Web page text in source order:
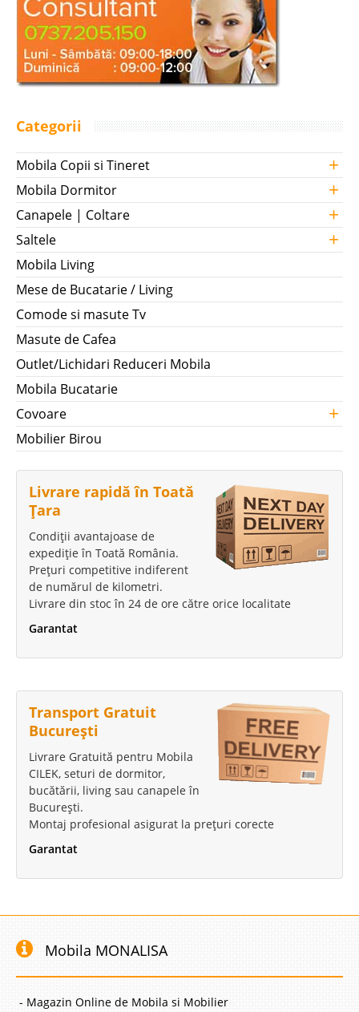
Categorii
Mobila Copii si Tineret +
Mobila Dormitor +
Canapele | Coltare +
Saltele +
Mobila Living
Mese de Bucatarie / Living
Comode si masute Tv
Masute de Cafea
Outlet/Lichidari Reduceri Mobila
Mobila Bucatarie
Covoare
+
Mobilier Birou
Livrare rapidă în Toată
Țara
Condiții avantajoase de
expediție în Toată România.
Prețuri competitive indiferent
de numărul de kilometri.
Livrare din stoc în 24 de ore către orice localitate
Garantat
Transport Gratuit
București
Livrare Gratuită pentru Mobila
CILEK, seturi de dormitor,
bucătării, living sau canapele în
București.
Montaj profesional asigurat la prețuri corecte
Garantat
Mobila MONALISA
- Magazin Online de Mobila si Mobilier